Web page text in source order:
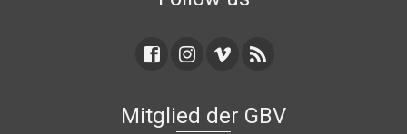
Mitglied der GBV